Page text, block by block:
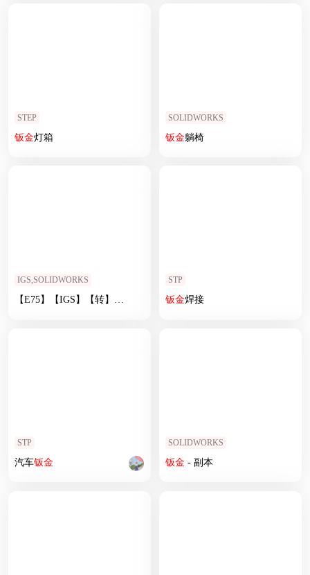
STEP
钣金灯箱
SOLIDWORKS
钣金躺椅
IGS,SOLIDWORKS
【E75】【IGS】【转】
钣
STP
钣金焊接
STP
汽车钣金
SOLIDWORKS
钣金 - 副本